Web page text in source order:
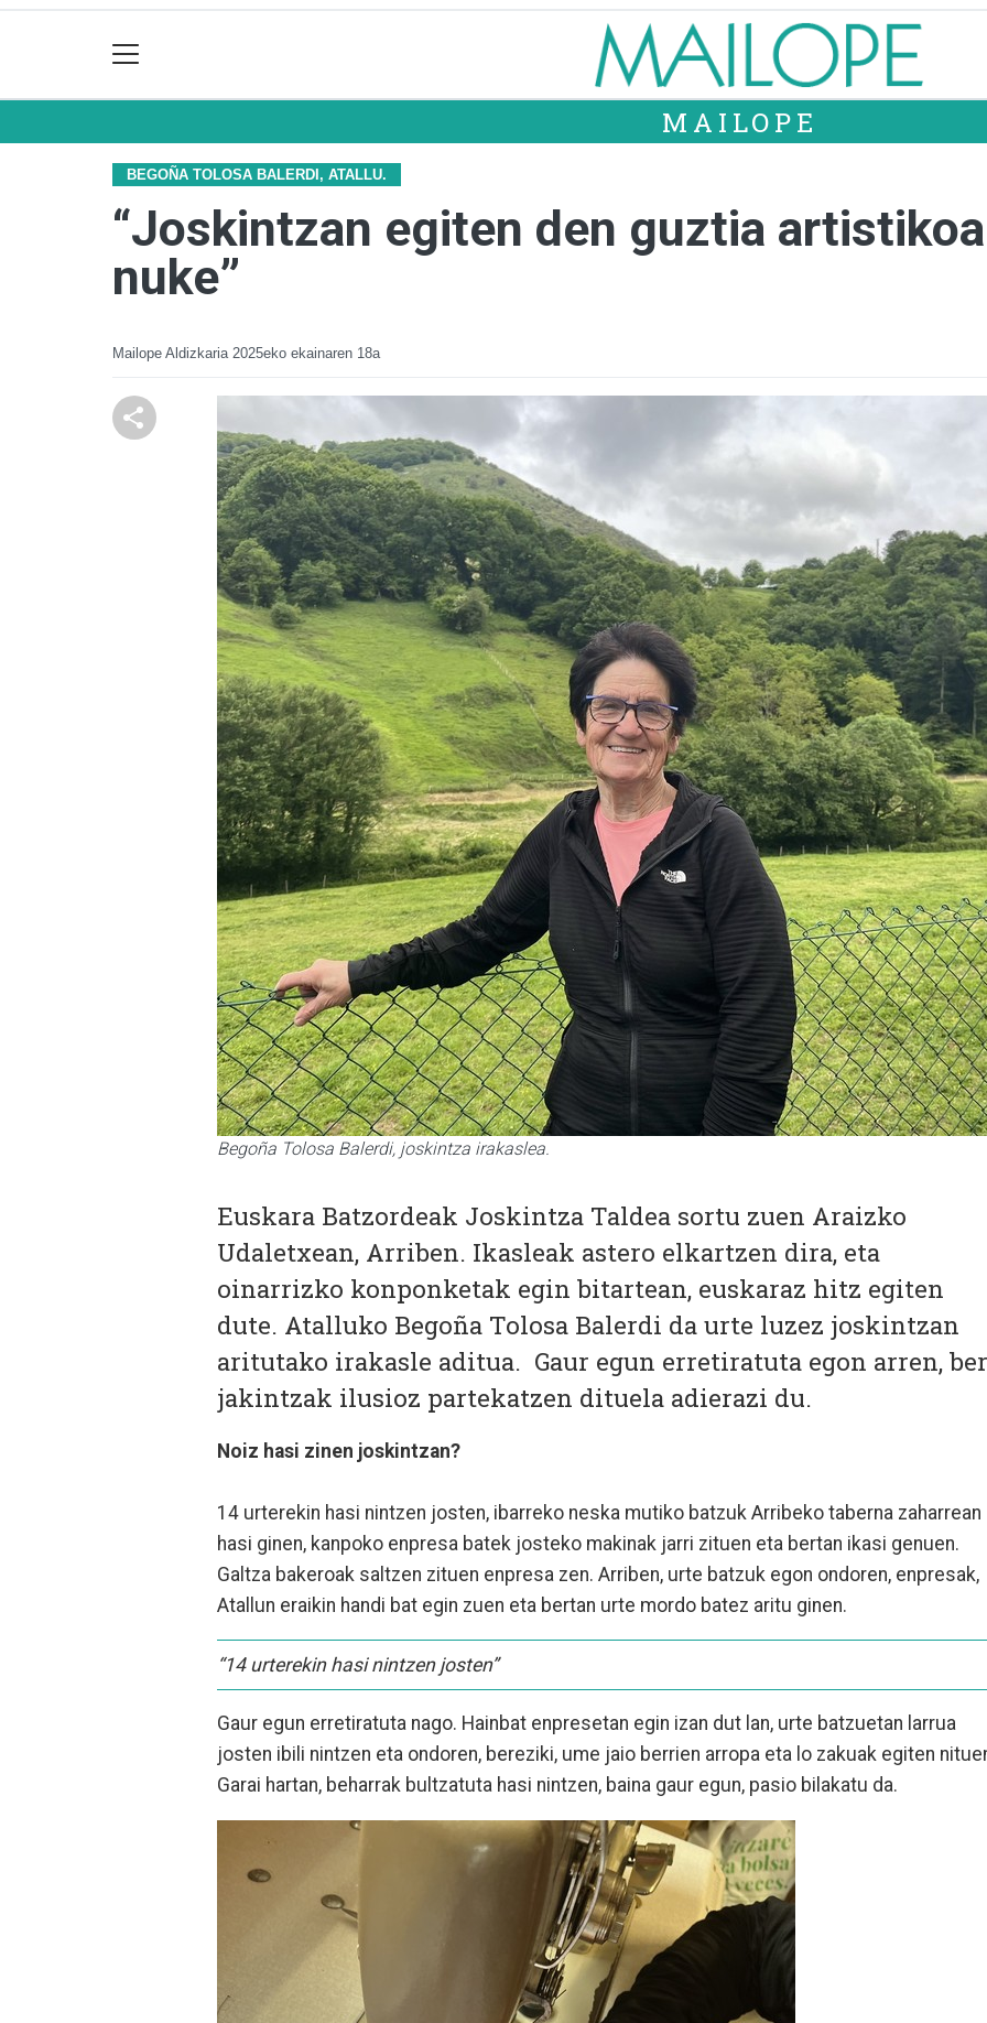
MAILOPE
BEGOÑA TOLOSA BALERDI, ATALLU.
“Joskintzan egiten den guztia
nuke”
Mailope Aldizkaria 2025eko ekainaren 18a
Begoña Tolosa Balerdi, joskintza irakaslea.
Euskara Batzordeak Joskintza Taldea sortu zuen Araizko
Udaletxean, Arriben. Ikasleak astero elkartzen dira, eta
oinarrizko konponketak egin bitartean, euskaraz hitz egiten
dute. Atalluko Begoña Tolosa Balerdi da urte luzez joskintzan
aritutako irakasle aditua. Gaur egun erretiratuta egon arren,
jakintzak ilusioz partekatzen dituela adierazi du.
Noiz hasi zinen joskintzan?
14 urterekin hasi nintzen josten, ibarreko neska mutiko batzuk Arribeko taberna zaharrean
hasi ginen, kanpoko enpresa batek josteko makinak jarri zituen eta bertan ikasi genuen.
Galtza bakeroak saltzen zituen enpresa zen. Arriben, urte batzuk egon ondoren, enpresak,
Atallun eraikin handi bat egin zuen eta bertan urte mordo batez aritu ginen.
“14 urterekin hasi nintzen josten”
Gaur egun erretiratuta nago. Hainbat enpresetan egin izan dut lan, urte batzuetan larrua
josten ibili nintzen eta ondoren, bereziki, ume jaio berrien arropa eta lo zakuak egiten
Garai hartan, beharrak bultzatuta hasi nintzen, baina gaur egun, pasio bilakatu da.